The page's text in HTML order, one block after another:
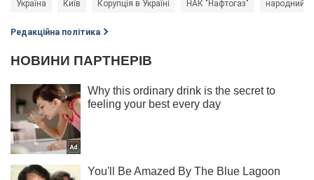
Україна Київ Корупція в Україні НАК "Нафтогаз" народний
Редакційна політика